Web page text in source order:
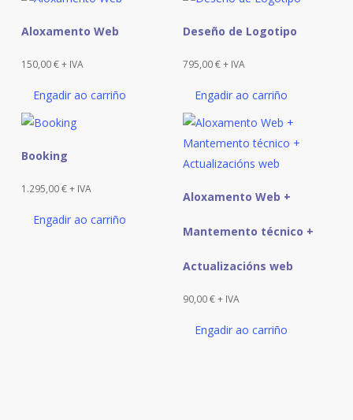
Engadir ao carriño
Aloxamento Web
150,00€+ IVA
Engadir ao carriño
Deseño de Logotipo
795,00€+ IVA
Engadir ao carriño
Booking
1.295,00€+ IVA
Engadir ao carriño
Aloxamento Web +
Mantemento técnico +
Actualizacións web
90,00€+ IVA